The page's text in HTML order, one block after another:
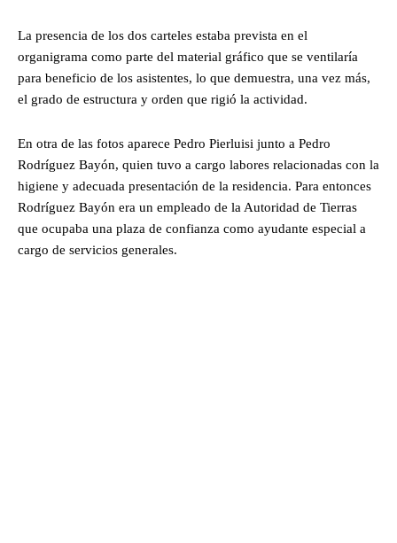
La presencia de los dos carteles estaba prevista en el
organigrama como parte del material gráfico que se ventilaría
para beneficio de los asistentes, lo que demuestra, una vez más,
el grado de estructura y orden que rigió la actividad.
En otra de las fotos aparece Pedro Pierluisi junto a Pedro
Rodríguez Bayón, quien tuvo a cargo labores relacionadas con la
higiene y adecuada presentación de la residencia. Para entonces
Rodríguez Bayón era un empleado de la Autoridad de Tierras
que ocupaba una plaza de confianza como ayudante especial a
cargo de servicios generales.